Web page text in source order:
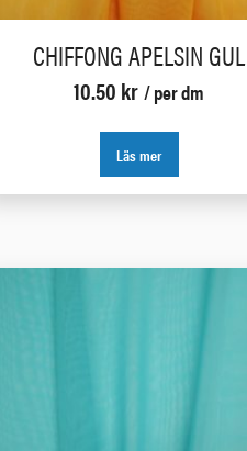
CHIFFONG APELSIN GUL
10.50 kr / per dm
Läs mer